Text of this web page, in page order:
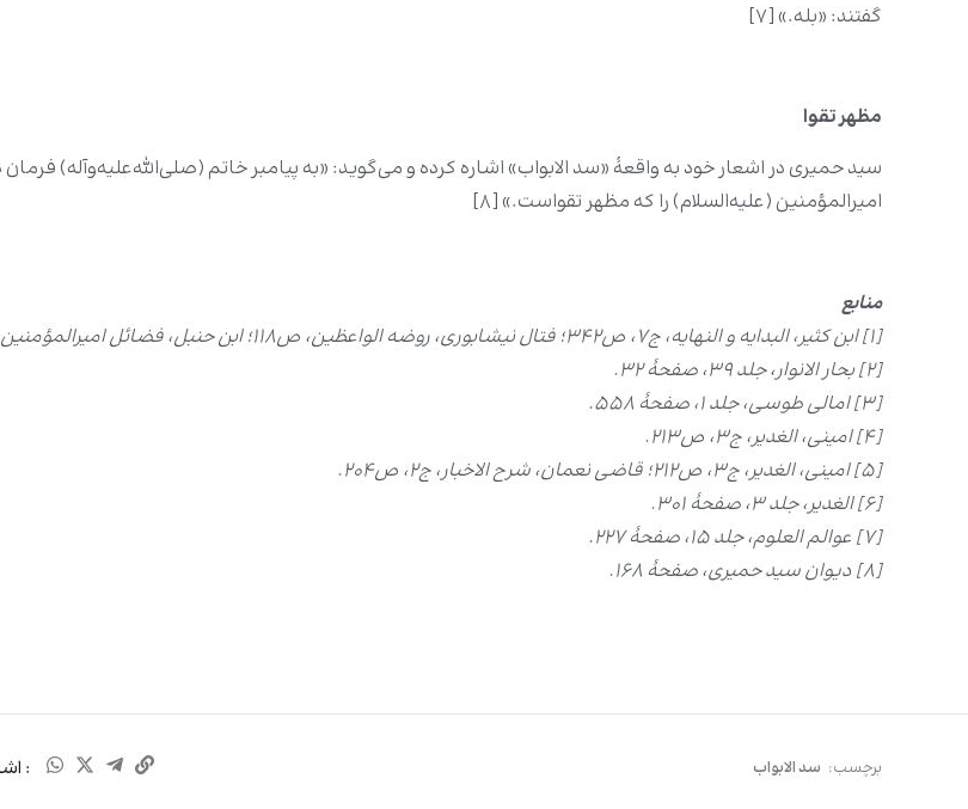
گفتند: «بله.» [۷]
مظهر تقوا
سید حمیری در اشعار خود به واقعهٔ «سد الابواب» اشاره کرده و می‌گوید: «به پیامبر خاتم (صلی‌الله‌علیه‌وآله)
امیرالمؤمنین (علیه‌السلام) را که مظهر تقواست.» [۸]
منابع
[۱] ابن کثیر، البدایه و النهایه، ج۷، ص۳۴۲؛ فتال نیشابوری، روضه الواعظین، ص۱۱۸؛ ابن حنبل، فضائل امیرالمؤمنین، ص۱۷۷.
[۲] بحار الانوار، جلد ۳۹، صفحۀ ۳۲.
[۳] امالی طوسی، جلد ۱، صفحۀ ۵۵۸.
[۴] امینی، الغدیر، ج۳، ص۲۱۳.
[۵] امینی، الغدیر، ج۳، ص۲۱۲؛ قاضی نعمان، شرح الاخبار، ج۲، ص۲۰۴.
[۶] الغدیر، جلد ۳، صفحۀ ۳۰۱.
[۷] عوالم العلوم، جلد ۱۵، صفحۀ ۲۲۷.
[۸] دیوان سید حمیری، صفحۀ ۱۶۸.
برچسب: سد الابواب :